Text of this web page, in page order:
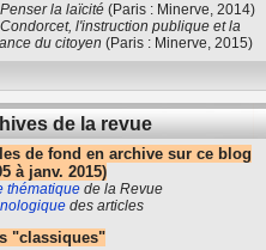
Penser la laïcité (Paris : Minerve, 2014)
Condorcet, l'instruction publique et la
du citoyen (Paris : Minerve, 2015)
de la revue
de fond en archive sur ce blog
à janv. 2015)
thématique de la Revue
des articles
"classiques"